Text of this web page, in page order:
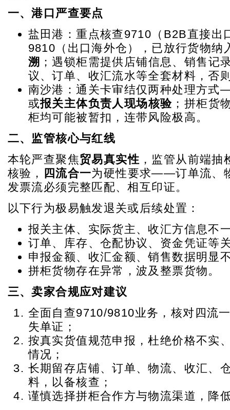
一、港口严查要点
盐田港：重点核查9710（B2B直接出
9810（出口海外仓），已放行货物纳
溯 ；遇锁柜需提供店铺信息、销售记
议、订单、收汇流水等全套材料，否
南沙港：通关卡审结仅两种处理方
或报关主体负责人现场核验 ；拼柜货
柜均可能被暂扣，连带风险极高。
二、监管核心与红线
本轮严查聚焦贸易真实性 ，监管从前端
核验，
四流合一为硬性要求——订单流、
发票流必须完整匹配、相互印证。
以下行为极易触发退关或后续处置：
报关主体、实际货主、收汇方信息不
订单、库存、仓配协议、资金凭证等
申报金额、收汇金额、销售数据明显
拼柜货物存在异常，波及整票货物。
三、卖家合规应对建议
全面自查9710/9810业务，核对四流
失单证；
按真实货值规范申报，杜绝价格不实
情况；
长期留存店铺、订单、物流、收汇、
料，以备核查；
谨慎选择拼柜合作方与物流渠道，降